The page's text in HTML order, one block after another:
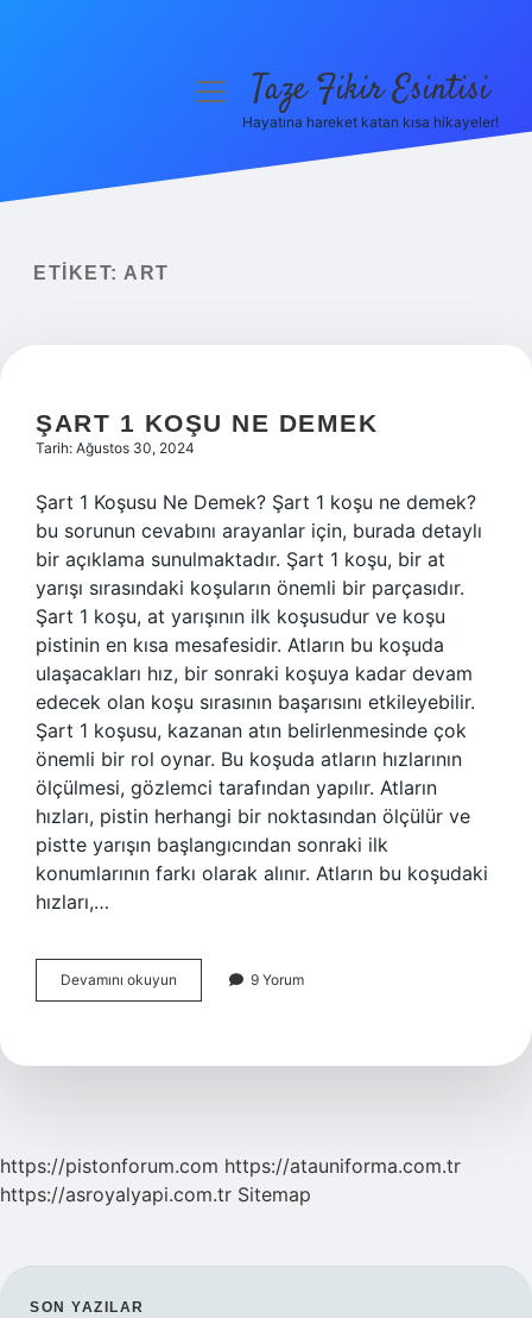
Yasal Uyarı
menüyüTaze Fikir Esintisi
Hayatına hareket katan kısa hikayeler!
ETIKET: ART
ŞART 1 KOŞU NE DEMEK
Tarih: Ağustos 30, 2024
Şart 1 Koşusu Ne Demek? Şart 1 koşu ne demek?
bu sorunun cevabını arayanlar için, burada detaylı
bir açıklama sunulmaktadır. Şart 1 koşu, bir at
yarışı sırasındaki koşuların önemli bir parçasıdır.
Şart 1 koşu, at yarışının ilk koşusudur ve koşu
pistinin en kısa mesafesidir. Atların bu koşuda
ulaşacakları hız, bir sonraki koşuya kadar devam
edecek olan koşu sırasının başarısını etkileyebilir.
Şart 1 koşusu, kazanan atın belirlenmesinde çok
önemli bir rol oynar. Bu koşuda atların hızlarının
ölçülmesi, gözlemci tarafından yapılır. Atların
hızları, pistin herhangi bir noktasından ölçülür ve
pistte yarışın başlangıcından sonraki ilk
konumlarının farkı olarak alınır. Atların bu koşudaki
hızları,…
Devamını okuyun
1
demek
9 Yorum
https://pistonforum.com https://atauniforma.com.tr
https://asroyalyapi.com.tr Sitemap
SON YAZILAR